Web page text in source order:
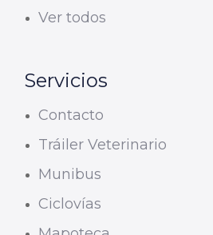
Ver todos
Servicios
Contacto
Tráiler Veterinario
Munibus
Ciclovías